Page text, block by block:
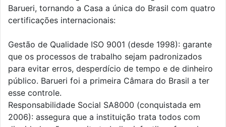
Barueri, tornando a Casa a única do Brasil com quatro
certificações internacionais:
Gestão de Qualidade ISO 9001 (desde 1998): garante
que os processos de trabalho sejam padronizados
para evitar erros, desperdício de tempo e de dinheiro
público. Barueri foi a primeira Câmara do Brasil a ter
esse controle.
Responsabilidade Social SA8000 (conquistada em
2006): assegura que a instituição trata todos com